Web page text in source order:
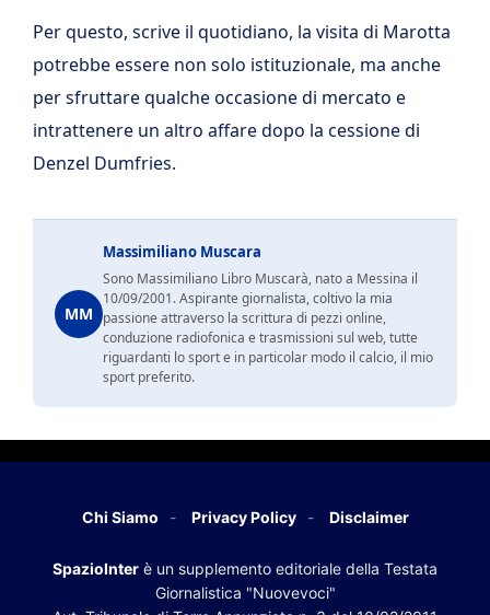
Per questo, scrive il quotidiano, la visita di Marotta
potrebbe essere non solo istituzionale, ma anche
per sfruttare qualche occasione di mercato e
intrattenere un altro affare dopo la cessione di
Denzel Dumfries.
MM
Massimiliano Muscara
Sono Massimiliano Libro Muscarà, nato a Messina il
10/09/2001. Aspirante giornalista, coltivo la mia
passione attraverso la scrittura di pezzi online,
conduzione radiofonica e trasmissioni sul web, tutte
riguardanti lo sport e in particolar modo il calcio, il mio
sport preferito.
Chi Siamo Privacy Policy Disclaimer
SpazioInter è un supplemento editoriale della Testata
Giornalistica "Nuovevoci"